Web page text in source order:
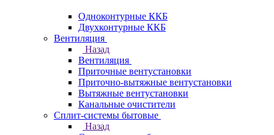
Одноконтурные ККБ
Двухконтурные ККБ
Вентиляция
Назад
Вентиляция
Приточные вентустановки
Приточно-вытяжные вентустановки
Вытяжные вентустановки
Канальные очистители
Сплит-системы бытовые
Назад